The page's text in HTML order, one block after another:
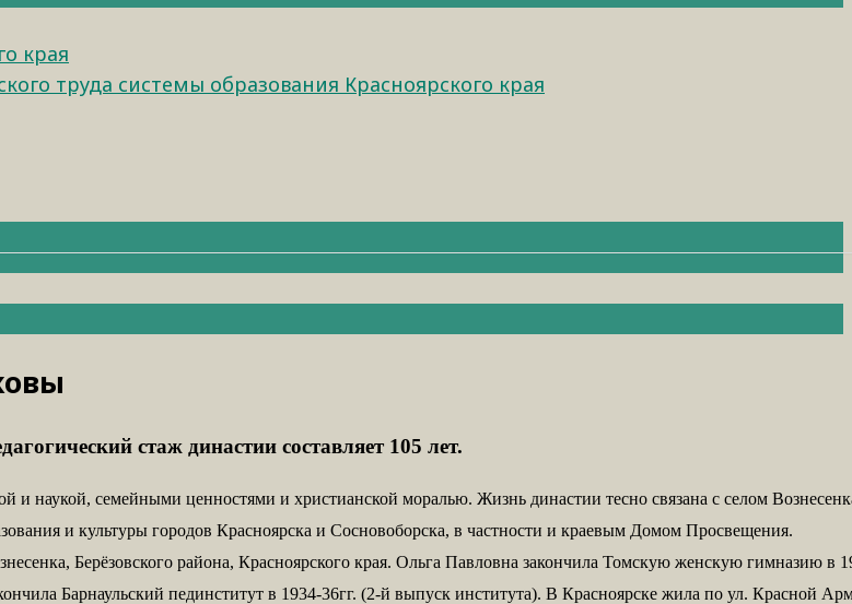
края
труда системы образования Красноярского края
стаж династии составляет 105 лет.
и наукой, семейными ценностями и христианской моралью. Жизнь династии тесно связана с селом
и культуры городов Красноярска и Сосновоборска, в частности и краевым Домом Просвещения.
Берёзовского района, Красноярского края. Ольга Павловна закончила Томскую женскую гимназию в
Барнаульский пединститут в 1934-36гг. (2-й выпуск института). В Красноярске жила по ул. Красной